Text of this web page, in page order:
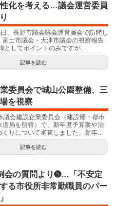
化を考える…議会運営委員
、長野市議会議会運営員会で訪問し
富士市議会・大津市議会の視察報告
してポイントのみですが...
記事を読む
委員会で城山公園整備、三
を視察
議会建設企業委員会（建設部・都市
道局を所管）で、新年度予算案や治
くりについて審査しました。新年...
記事を読む
会の質問より➎…「不安定
る市役所非常勤職員のパー